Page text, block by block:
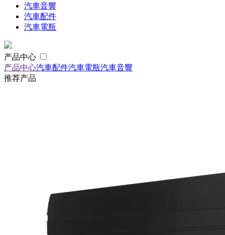
汽車音響
汽車配件
汽車電瓶
产品中心
产品中心汽車配件汽車電瓶汽車音響
推荐产品